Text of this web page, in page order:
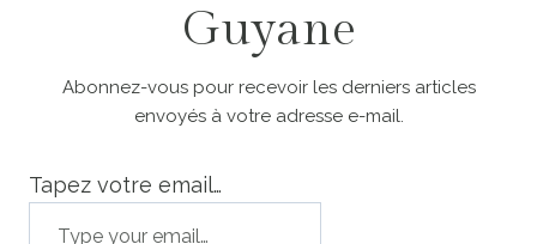
Guyane
Abonnez-vous pour recevoir les derniers articles
envoyés à votre adresse e-mail.
Tapez votre email…